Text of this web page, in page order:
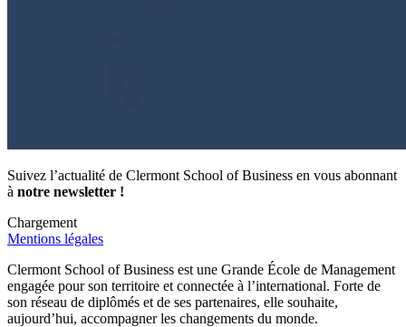
Suivez l’actualité de Clermont School of Business en vous abonnant
à notre newsletter !
Chargement
Mentions légales
Clermont School of Business est une Grande École de Management
engagée pour son territoire et connectée à l’international. Forte de
son réseau de diplômés et de ses partenaires, elle souhaite,
aujourd’hui, accompagner les changements du monde.